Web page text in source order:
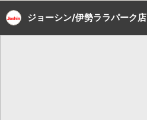
ジョーシン/伊勢ララパーク店